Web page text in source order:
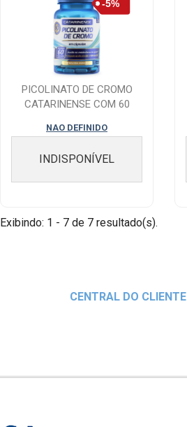
PICOLINATO DE CROMO
CATARINENSE COM 60
NAO DEFINIDO
INDISPONÍVEL
Exibindo: 1 - 7 de 7 resultado(s).
CENTRAL DO CLIENTE